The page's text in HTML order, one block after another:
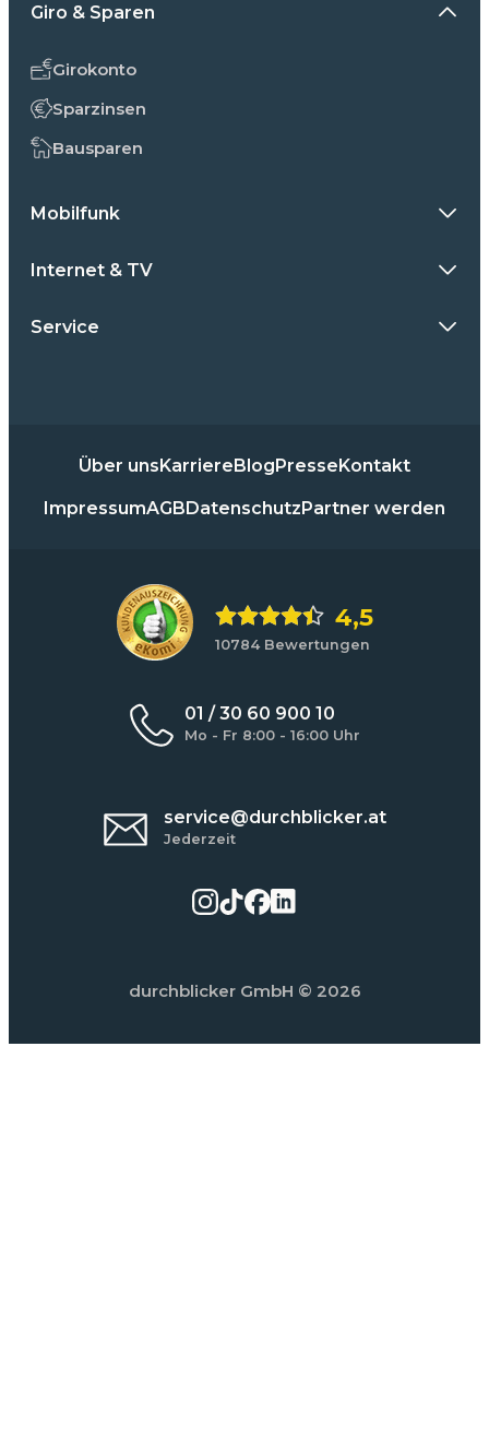
Giro & Sparen
Girokonto
Sparzinsen
Bausparen
Mobilfunk
Internet & TV
Service
Über uns Karriere Blog Presse Kontakt
ImpressumAGB Datenschutz Partner werden
4,5
10784 Bewertungen
01 / 30 60 900 10
Mo - Fr 8:00 - 16:00 Uhr
service@durchblicker.at
Jederzeit
durchblicker GmbH © 2026